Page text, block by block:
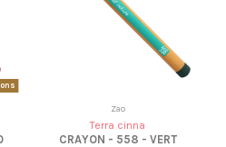
Zao
Terra cinna
CRAYON - 558 - VERT